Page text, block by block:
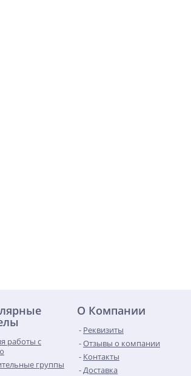
работы с
группы
О Компании
Реквизиты
Отзывы о компании
Контакты
Доставка